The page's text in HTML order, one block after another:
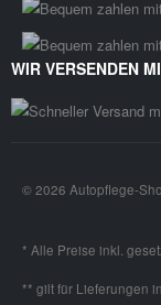
WIR VERSENDEN
* Alle Preise inkl.
** gilt für Lieferungen
© 2026 Autopflege-